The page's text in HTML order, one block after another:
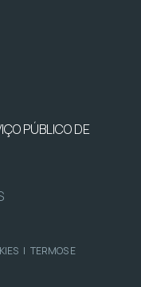
PÚBLICO DE
| TERMOS E